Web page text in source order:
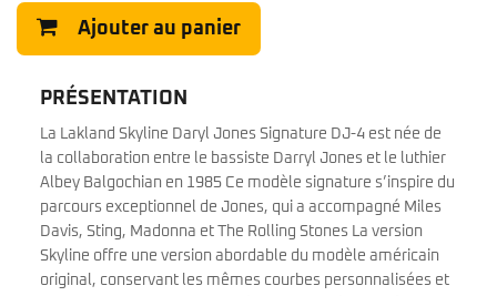
Ajouter au panier
PRÉSENTATION
La Lakland Skyline Daryl Jones Signature DJ-4 est née de
la collaboration entre le bassiste Darryl Jones et le luthier
Albey Balgochian en 1985 Ce modèle signature s’inspire du
parcours exceptionnel de Jones, qui a accompagné Miles
Davis, Sting, Madonna et The Rolling Stones La version
Skyline offre une version abordable du modèle américain
original, conservant les mêmes courbes personnalisées et